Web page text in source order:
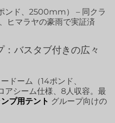
ンド、2500mm） – 同クラ
ヒマラヤの豪雨で実証済
：バスタブ付きの広々
ドーム（14ポンド、
シーム仕様、8人収容。最
プ用テント グループ向けの